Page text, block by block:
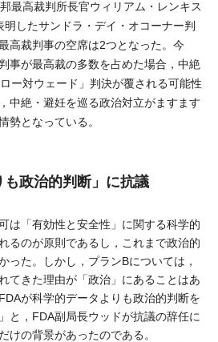
最高裁判所長官ウィリアム・レンキス
明したサンドラ・デイ・オコーナー判
高裁判事の空席は2つとなった。今
事が最高裁の多数を占めた場合，中絶
ー対ウェード」判決が覆される可能性
中絶・避妊を巡る政治対立がますます
勢となっている。
も政治的判断」に抗議
は「有効性と安全性」に関する科学的
るのが原則であるし，これまで政治的
った。しかし，プランBについては，
てきた理由が「政治」にあることはあ
が科学的データよりも政治的判断を
と，FDA副局長ウッドが抗議の辞任に
けの背景があったのである。